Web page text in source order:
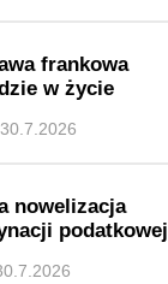
frankowa
w życie
30.7.2026
nowelizacja
podatkowej